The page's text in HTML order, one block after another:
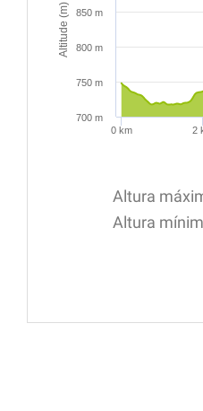
Altitude (m)
0 km 2
700 m
750 m
800 m
850 m
Altura
Altura